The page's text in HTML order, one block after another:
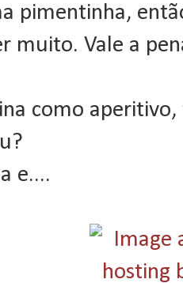
pimentinha,
muito. Vale a
como
e....